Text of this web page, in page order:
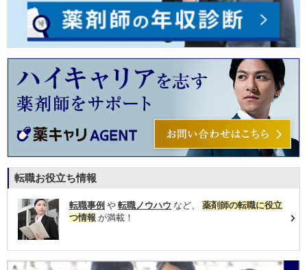
転職お役立ち情報
転職事例 や 転職ノウハウ など、 薬剤師の転職に役立
つ情報 が満載！